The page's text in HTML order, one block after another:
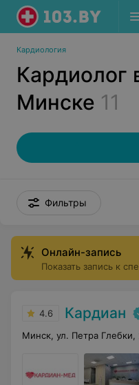
Кардиология
Кардиолог
Минске 11
Фильтры
Онлайн-запись
Показать запись к
4.6 Кардиан
Минск, ул. Петра Глебки,